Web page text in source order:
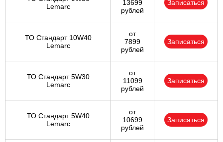
Lemarc
13699
рублей
Записаться
ТО Стандарт 10W40
Lemarc
от
7899
рублей
Записаться
ТО Стандарт 5W30
Lemarc
от
11099
рублей
Записаться
ТО Стандарт 5W40
Lemarc
от
10699
рублей
Записаться